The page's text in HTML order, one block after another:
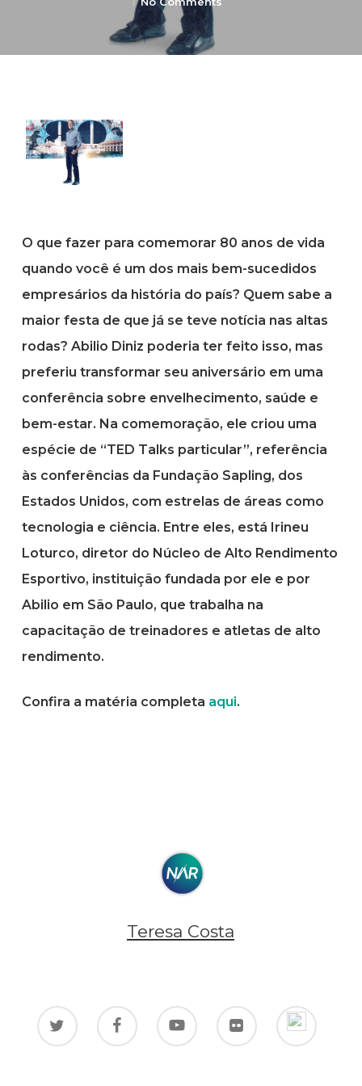
O que fazer para comemorar 80 anos de vida
quando você é um dos mais bem-sucedidos
empresários da história do país? Quem sabe a
maior festa de que já se teve notícia nas altas
rodas? Abilio Diniz poderia ter feito isso, mas
preferiu transformar seu aniversário em uma
conferência sobre envelhecimento, saúde e
bem-estar. Na comemoração, ele criou uma
espécie de “TED Talks particular”, referência
às conferências da Fundação Sapling, dos
Estados Unidos, com estrelas de áreas como
tecnologia e ciência. Entre eles, está Irineu
Loturco, diretor do Núcleo de Alto Rendimento
Esportivo, instituição fundada por ele e por
Abilio em São Paulo, que trabalha na
capacitação de treinadores e atletas de alto
rendimento.
Confira a matéria completa aqui.
Teresa Costa